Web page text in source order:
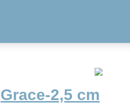
Grace-2,5 cm